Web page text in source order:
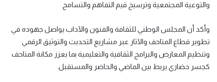
والتوعية المجتمعية وترسيخ قيم التفاهم والتسامح.
وأكد أن المجلس الوطني للثقافة والفنون والآداب يواصل جهوده في
تطوير قطاع المتاحف والآثار عبر مشاريع التحديث والتوثيق الرقمي
وتنظيم المعارض والبرامج الثقافية والتعليمية بما يعزز مكانة المتاحف
كجسر حضاري يربط بين الماضي والحاضر والمستقبل.